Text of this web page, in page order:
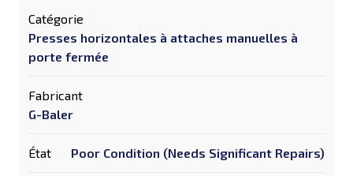
Catégorie
Presses horizontales à attaches manuelles à
porte fermée
Fabricant
G-Baler
État Poor Condition (Needs Significant Repairs)